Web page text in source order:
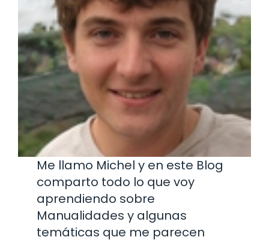
Me llamo Michel y en este Blog
comparto todo lo que voy
aprendiendo sobre
Manualidades y algunas
temáticas que me parecen